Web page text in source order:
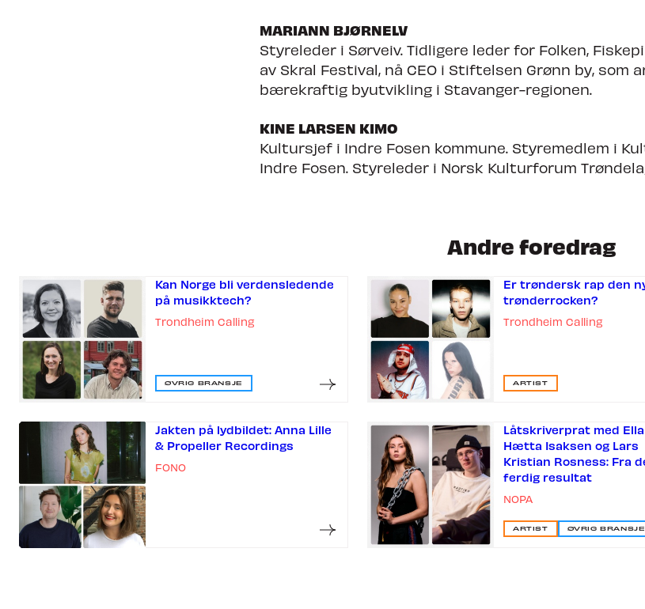
MARIANN BJØRNELV
Styreleder i Sørveiv. Tidligere leder for Folken,
av Skral Festival, nå CEO i Stiftelsen Grønn by, som
bærekraftig byutvikling i Stavanger-regionen.
KINE LARSEN KIMO
Kultursjef i Indre Fosen kommune. Styremedlem i
Indre Fosen. Styreleder i Norsk Kulturforum
Andre foredrag
Kan Norge bli verdensledende
på musikktech?
Trondheim Calling
ØVRIG BRANSJE
Er trøndersk rap den
trønderrocken?
Trondheim Calling
ARTIST
Jakten på lydbildet: Anna Lille
& Propeller Recordings
FONO
Låtskriverprat med
Hætta Isaksen og Lars
Kristian Rosness: Fra
ferdig resultat
NOPA
ARTIST ØVRIG BRANSJE